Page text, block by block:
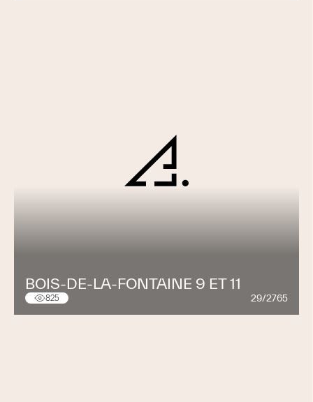
BOIS-DE-LA-FONTAINE 9 ET 11
825 29/2765